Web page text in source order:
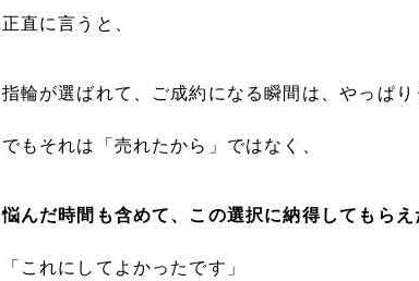
正直に言うと、
指輪が選ばれて、ご成約になる瞬間は、やっぱり
でもそれは「売れたから」ではなく、
悩んだ時間も含めて、この選択に納得してもらえ
「これにしてよかったです」